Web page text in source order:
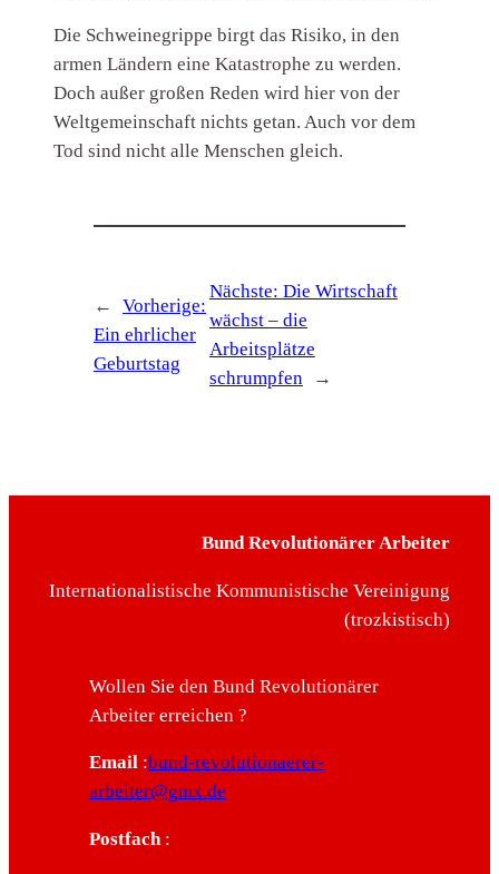
Die Schweinegrippe birgt das Risiko, in den
armen Ländern eine Katastrophe zu werden.
Doch außer großen Reden wird hier von der
Weltgemeinschaft nichts getan. Auch vor dem
Tod sind nicht alle Menschen gleich.
←
Vorherige:
Ein ehrlicher
Geburtstag
Nächste: Die Wirtschaft
wächst – die
Arbeitsplätze
schrumpfen
→
Bund Revolutionärer Arbeiter
Internationalistische Kommunistische Vereinigung
(trozkistisch)
Wollen Sie den Bund Revolutionärer
Arbeiter erreichen ?
Email:bund-revolutionaerer-
arbeiter@gmx.de
Postfach: